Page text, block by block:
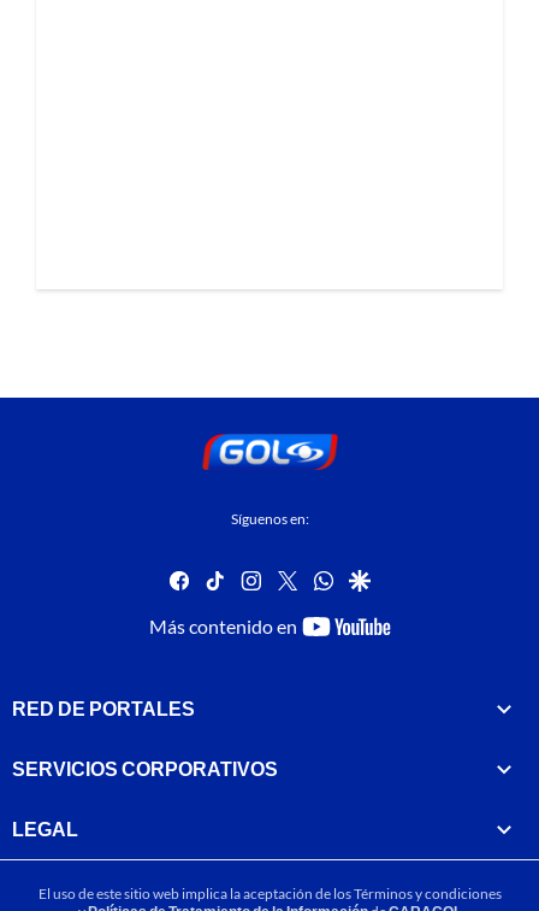
Síguenos en:
facebook
tiktok instagram
twitterwhatsapp
google
Más contenido en
youtube-
RED DE PORTALES
SERVICIOS CORPORATIVOS
LEGAL
El uso de este sitio web implica la aceptación de losTérminos y condiciones